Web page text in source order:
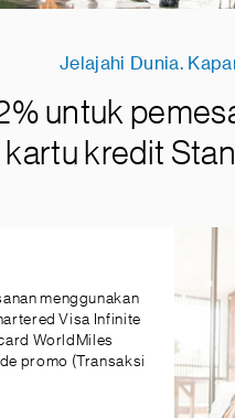
Jelajahi Dunia.
untuk
kredit
menggunakan
Visa Infinite
WorldMiles
promo (Transaksi